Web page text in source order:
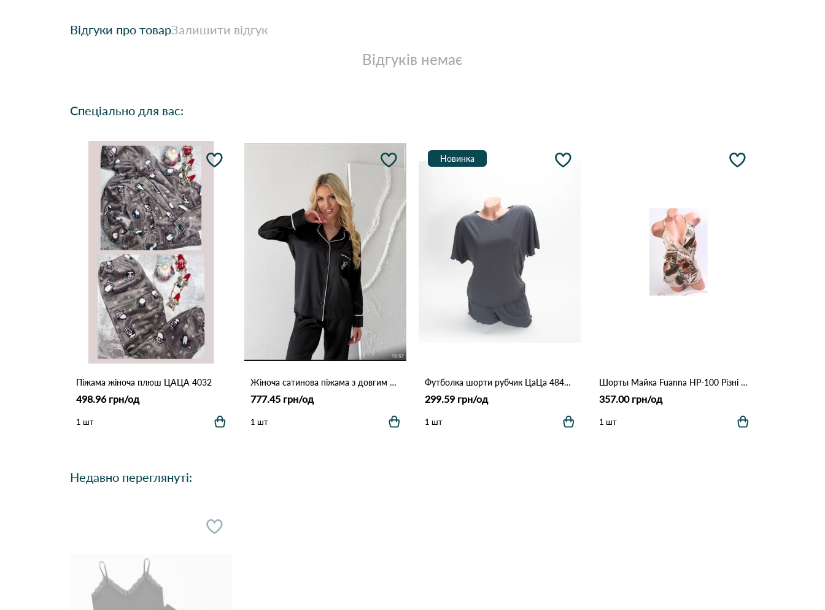
Відгуки про товарЗалишити відгук
Відгуків немає
Спеціально для вас:
Піжама жіноча плюш ЦАЦА 4032
498.96 грн/од
1 шт
Жіноча сатинова піжама з довгим рукавом 3349 Чорний
777.45 грн/од
1 шт
Новинка
Футболка шорти рубчик ЦаЦа 4848 Графіт
299.59 грн/од
1 шт
Шорты Майка Fuanna HP-100 Різні кольори
357.00 грн/од
1 шт
Недавно переглянуті: